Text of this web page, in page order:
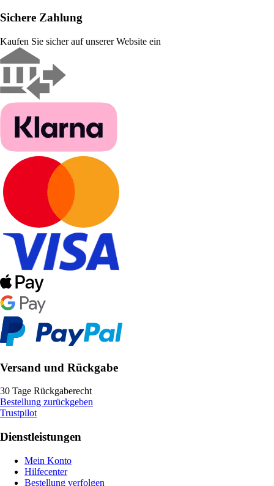
Sichere Zahlung
Kaufen Sie sicher auf unserer Website ein
Versand und Rückgabe
30 Tage Rückgaberecht
Bestellung zurückgeben
Trustpilot
Dienstleistungen
Mein Konto
Hilfecenter
Bestellung verfolgen